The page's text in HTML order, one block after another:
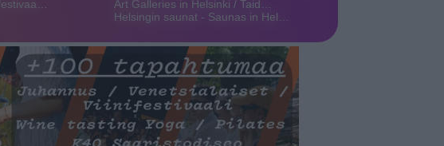
Art Galleries in Helsinki / Taid…
Helsingin saunat - Saunas in Hel…